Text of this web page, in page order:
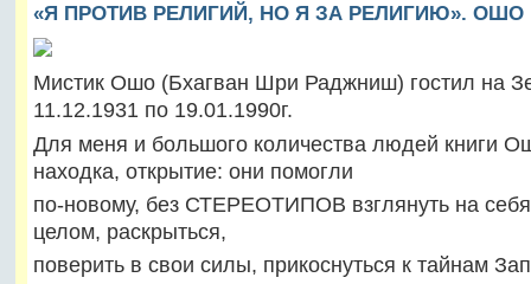
«Я ПРОТИВ РЕЛИГИЙ, НО Я ЗА РЕЛИГИЮ». ОШО
Мистик Ошо (Бхагван Шри Раджниш) гостил на
11.12.1931 по 19.01.1990г.
Для меня и большого количества людей книги
находка, открытие: они помогли
по-новому, без СТЕРЕОТИПОВ взглянуть на
целом, раскрыться,
поверить в свои силы, прикоснуться к тайнам